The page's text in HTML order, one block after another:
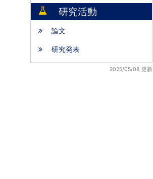
研究活動
論文
研究発表
2025/05/08 更新